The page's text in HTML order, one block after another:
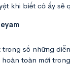
khi biết cô ấy sẽ
trong số những
toàn mới trong